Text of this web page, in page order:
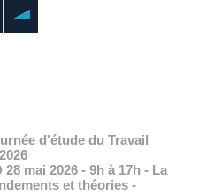
d'étude du Travail
mai 2026 - 9h à 17h - La
et théories -